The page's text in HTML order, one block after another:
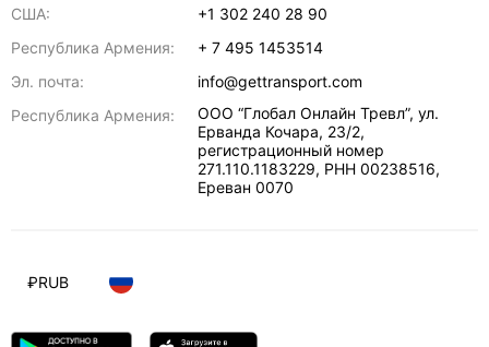
США:
+1 302 240 28 90
Республика Армения:
+ 7 495 1453514
Эл. почта:
info@gettransport.com
Республика Армения:
ООО “Глобал Онлайн Тревл”, ул.
Ерванда Кочара, 23/2,
регистрационный номер
271.110.1183229, РНН 00238516,
Ереван 0070
₽RUB